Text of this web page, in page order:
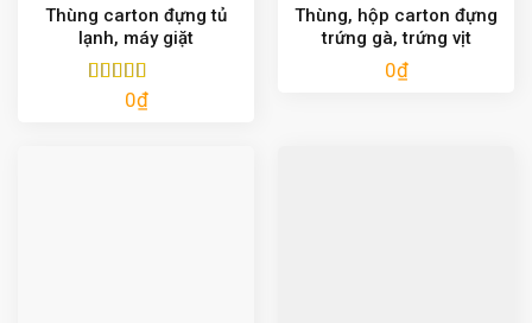
Thùng carton đựng tủ
lạnh, máy giặt
Được xếp
0₫
Thùng, hộp carton đựng
trứng gà, trứng vịt
0₫